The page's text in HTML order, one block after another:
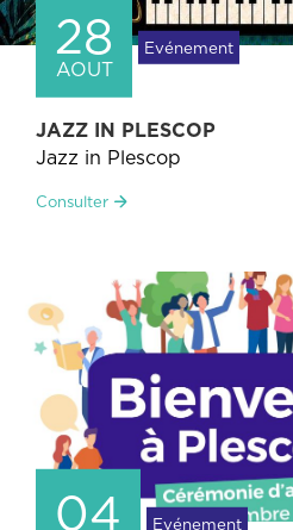
28
AOUT
Evénement
JAZZ IN PLESCOP
Jazz in Plescop
Consulter
04 Evénement